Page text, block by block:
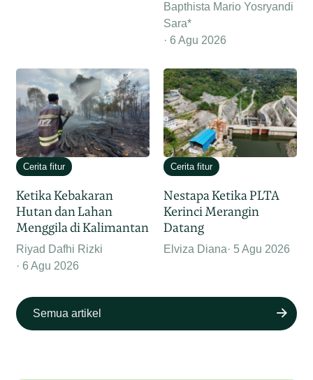
Bapthista Mario Yosryandi
Sara*
6 Agu 2026
Cerita fitur
Ketika Kebakaran
Hutan dan Lahan
Menggila di Kalimantan
Riyad Dafhi Rizki
6 Agu 2026
Cerita fitur
Nestapa Ketika PLTA
Kerinci Merangin
Datang
Elviza Diana 5 Agu 2026
Semua artikel